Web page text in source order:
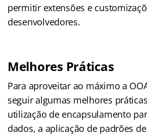
permitir extensões e
desenvolvedores.
Melhores Práticas
Para aproveitar ao máximo a
seguir algumas melhores
utilização de encapsulamento
dados, a aplicação de padrões